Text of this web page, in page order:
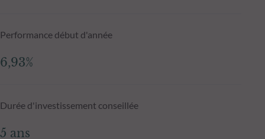
Performance début d'année
6,93%
Durée d'investissement conseillée
5 ans